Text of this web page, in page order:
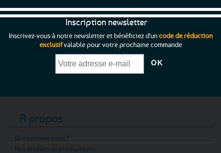
Inscription newsletter
Inscrivez-vous à notre newsletter et bénéficiez d'uncode de réduction
exclusifvalable pour votre prochaine commande
A propos
Qui sommes-nous ?
Nos artisans et producteurs